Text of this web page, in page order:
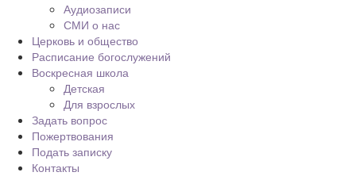
Аудиозаписи
СМИ о нас
Церковь и общество
Расписание богослужений
Воскресная школа
Детская
Для взрослых
Задать вопрос
Пожертвования
Подать записку
Контакты